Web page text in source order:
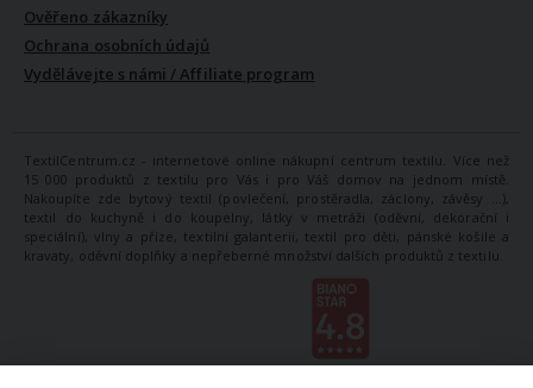
Ověřeno zákazníky
Ochrana osobních údajů
Vydělávejte s námi / Affiliate program
TextilCentrum.cz - internetové online nákupní centrum textilu. Více než
15 000 produktů z textilu pro Vás i pro Váš domov na jednom místě.
Nakoupíte zde bytový textil (povlečení, prostěradla, záclony, závěsy ...),
textil do kuchyně i do koupelny, látky v metráži (oděvní, dekorační i
speciální), vlny a příze, textilní galanterii, textil pro děti, pánské košile a
kravaty, oděvní doplňky a nepřeberné množství dalších produktů z textilu.